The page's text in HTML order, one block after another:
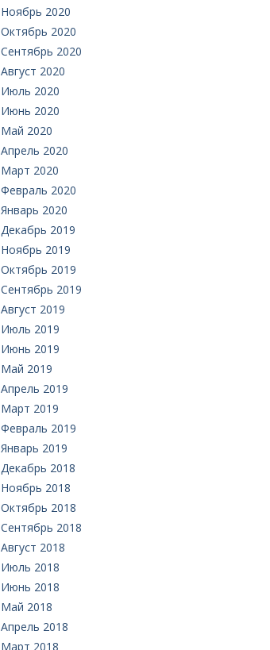
Ноябрь 2020
Октябрь 2020
Сентябрь 2020
Август 2020
Июль 2020
Июнь 2020
Май 2020
Апрель 2020
Март 2020
Февраль 2020
Январь 2020
Декабрь 2019
Ноябрь 2019
Октябрь 2019
Сентябрь 2019
Август 2019
Июль 2019
Июнь 2019
Май 2019
Апрель 2019
Март 2019
Февраль 2019
Январь 2019
Декабрь 2018
Ноябрь 2018
Октябрь 2018
Сентябрь 2018
Август 2018
Июль 2018
Июнь 2018
Май 2018
Апрель 2018
Март 2018